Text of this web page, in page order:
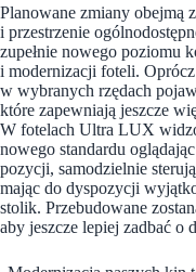
Planowane zmiany obejmą
i przestrzenie
zupełnie nowego poziomu
i modernizacji foteli.
w wybranych rzędach
które zapewniają jeszcze
W fotelach Ultra LUX
nowego standardu
pozycji, samodzielnie
mając do dyspozycji
stolik. Przebudowane
aby jeszcze lepiej zadbać o